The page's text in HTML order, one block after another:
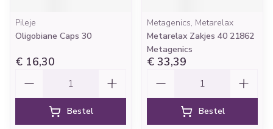
Pileje
Oligobiane Caps 30
€ 16,30
Bestel
Metagenics, Metarelax
Metarelax Zakjes 40 21862
Metagenics
€ 33,39
Bestel